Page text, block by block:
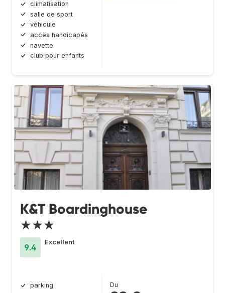
climatisation
salle de sport
véhicule
accès handicapés
navette
club pour enfants
K&T Boardinghouse
★★★
9.4
Excellent
parking
Du